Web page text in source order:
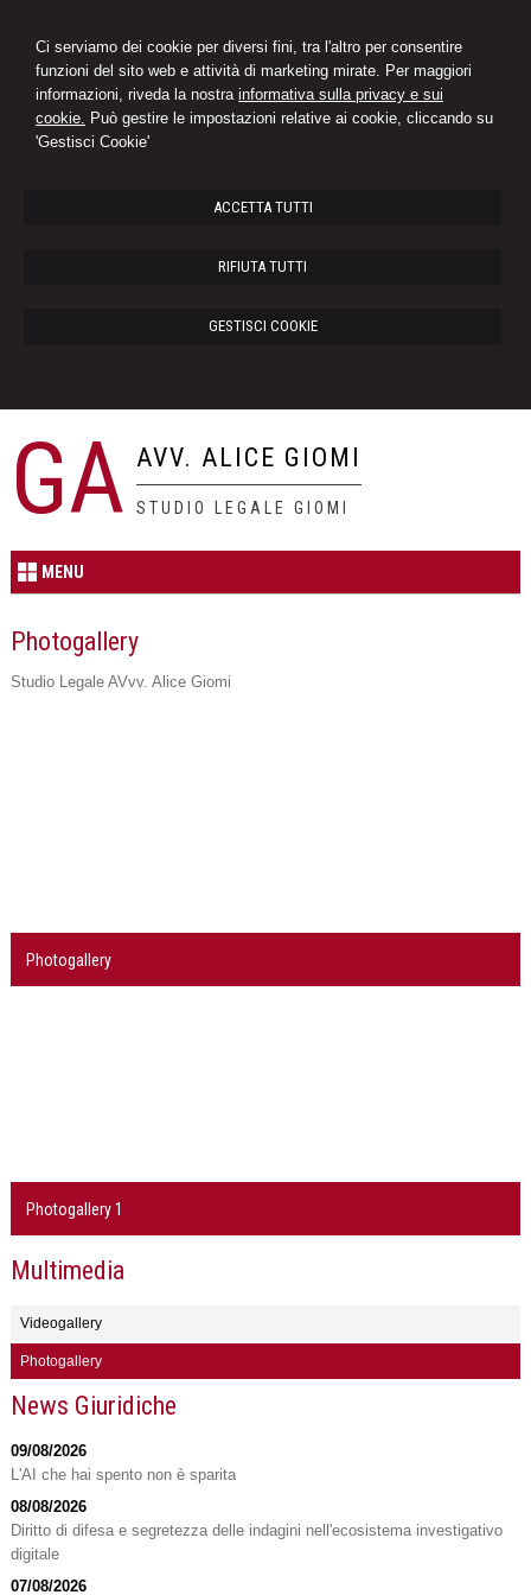
Ci serviamo dei cookie per diversi fini, tra l'altro per consentire
funzioni del sito web e attività di marketing mirate. Per maggiori
informazioni, riveda la nostra informativa sulla privacy e sui
cookie. Può gestire le impostazioni relative ai cookie, cliccando su
'Gestisci Cookie'
ACCETTA TUTTI
RIFIUTA TUTTI
GESTISCI COOKIE
GA AVV. ALICE GIOMI
STUDIO LEGALE GIOMI
MENU
Photogallery
Studio Legale AVvv. Alice Giomi
Photogallery
Photogallery 1
Multimedia
Videogallery
Photogallery
News Giuridiche
09/08/2026
L'AI che hai spento non è sparita
08/08/2026
Diritto di difesa e segretezza delle indagini nell'ecosistema investigativo
digitale
07/08/2026